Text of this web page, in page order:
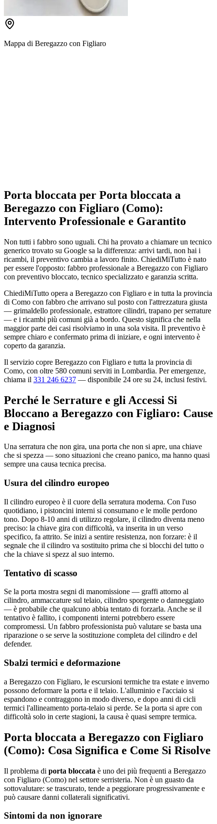
Mappa di Beregazzo con Figliaro
Porta bloccata per Porta bloccata a
Beregazzo con Figliaro (Como):
Intervento Professionale e Garantito
Non tutti i fabbro sono uguali. Chi ha provato a chiamare un tecnico
generico trovato su Google sa la differenza: arrivi tardi, non hai i
ricambi, il preventivo cambia a lavoro finito. ChiediMiTutto è nato
per essere l'opposto: fabbro professionale a Beregazzo con Figliaro
con preventivo bloccato, tecnico specializzato e garanzia scritta.
ChiediMiTutto opera a Beregazzo con Figliaro e in tutta la provincia
di Como con fabbro che arrivano sul posto con l'attrezzatura giusta
— grimaldello professionale, estrattore cilindri, trapano per serrature
— e i ricambi più comuni già a bordo. Questo significa che nella
maggior parte dei casi risolviamo in una sola visita. Il preventivo è
sempre chiaro e confermato prima di iniziare, e ogni intervento è
coperto da garanzia.
Il servizio copre Beregazzo con Figliaro e tutta la provincia di
Como, con oltre 580 comuni serviti in Lombardia. Per emergenze,
chiama il 331 246 6237 — disponibile 24 ore su 24, inclusi festivi.
Perché le Serrature e gli Accessi Si
Bloccano a Beregazzo con Figliaro: Cause
e Diagnosi
Una serratura che non gira, una porta che non si apre, una chiave
che si spezza — sono situazioni che creano panico, ma hanno quasi
sempre una causa tecnica precisa.
Usura del cilindro europeo
Il cilindro europeo è il cuore della serratura moderna. Con l'uso
quotidiano, i pistoncini interni si consumano e le molle perdono
tono. Dopo 8-10 anni di utilizzo regolare, il cilindro diventa meno
preciso: la chiave gira con difficoltà, va inserita in un verso
specifico, fa attrito. Se inizi a sentire resistenza, non forzare: è il
segnale che il cilindro va sostituito prima che si blocchi del tutto o
che la chiave si spezz al suo interno.
Tentativo di scasso
Se la porta mostra segni di manomissione — graffi attorno al
cilindro, ammaccature sul telaio, cilindro sporgente o danneggiato
— è probabile che qualcuno abbia tentato di forzarla. Anche se il
tentativo è fallito, i componenti interni potrebbero essere
compromessi. Un fabbro professionista può valutare se basta una
riparazione o se serve la sostituzione completa del cilindro e del
defender.
Sbalzi termici e deformazione
a Beregazzo con Figliaro, le escursioni termiche tra estate e inverno
possono deformare la porta e il telaio. L'alluminio e l'acciaio si
espandono e contraggono in modo diverso, e dopo anni di cicli
termici l'allineamento porta-telaio si perde. Se la porta si apre con
difficoltà solo in certe stagioni, la causa è quasi sempre termica.
Porta bloccata a Beregazzo con Figliaro
(Como): Cosa Significa e Come Si Risolve
Il problema di porta bloccata è uno dei più frequenti a Beregazzo
con Figliaro (Como) nel settore serristeria. Non è un guasto da
sottovalutare: se trascurato, tende a peggiorare progressivamente e
può causare danni collaterali significativi.
Sintomi da non ignorare